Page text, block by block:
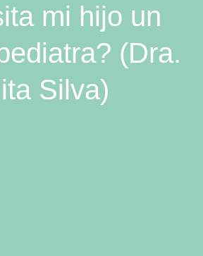
mi hijo un
(Dra.
Silva)